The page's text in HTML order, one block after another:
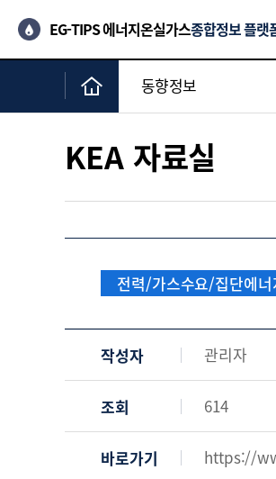
EG-TIPS 에너지온실가스종합정보 플랫
동향정보
KEA 자료실
전력/가스수요/집단에너
작성자 관리자
조회 614
바로가기 https://